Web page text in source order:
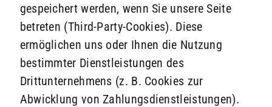
gespeichert werden, wenn Sie unsere Seite
betreten (Third-Party-Cookies). Diese
ermöglichen uns oder Ihnen die Nutzung
bestimmter Dienstleistungen des
Drittunternehmens (z. B. Cookies zur
Abwicklung von Zahlungsdienstleistungen).